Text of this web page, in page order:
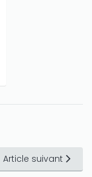
Article suivant